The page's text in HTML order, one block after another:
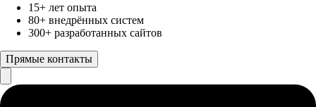
15+ лет опыта
80+ внедрённых систем
300+ разработанных сайтов
Прямые контакты